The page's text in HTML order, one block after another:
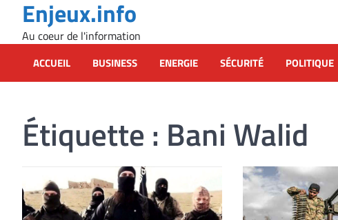
content
Enjeux.info
Au coeur de l'information
ACCUEIL BUSINESS ENERGIE SÉCURITÉ POLITIQUE
Étiquette : Bani Walid